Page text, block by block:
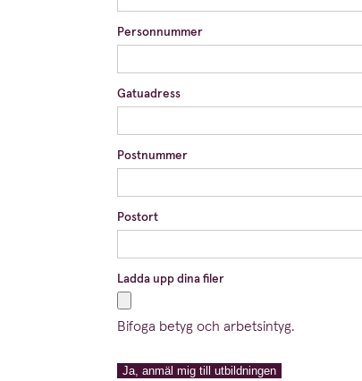
Personnummer
Gatuadress
Postnummer
Postort
Ladda upp dina filer
Bifoga betyg och arbetsintyg.
Ja, anmäl mig till utbildningen